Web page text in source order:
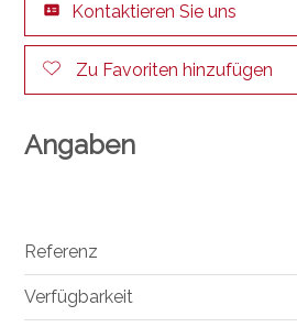
Kontaktieren Sie uns
Zu Favoriten hinzufügen
Angaben
Referenz
Verfügbarkeit